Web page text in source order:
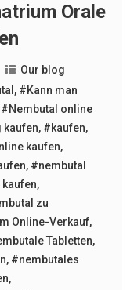
Orale
Our blog
, #Kann man
online
kaufen, #kaufen,
kaufen,
, #nembutal
,
zu
Online-Verkauf,
Tabletten,
, #nembutales
,